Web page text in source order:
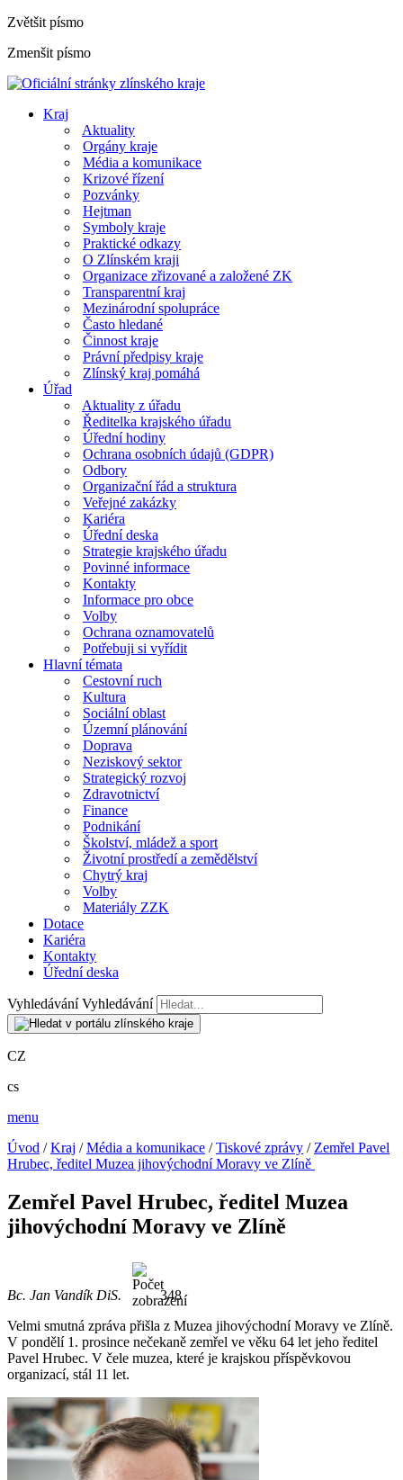
Zvětšit písmo
Zmenšit písmo
Kraj
Aktuality
Orgány kraje
Média a komunikace
Krizové řízení
Pozvánky
Hejtman
Symboly kraje
Praktické odkazy
O Zlínském kraji
Organizace zřizované a založené ZK
Transparentní kraj
Mezinárodní spolupráce
Často hledané
Činnost kraje
Právní předpisy kraje
Zlínský kraj pomáhá
Úřad
Aktuality z úřadu
Ředitelka krajského úřadu
Úřední hodiny
Ochrana osobních údajů (GDPR)
Odbory
Organizační řád a struktura
Veřejné zakázky
Kariéra
Úřední deska
Strategie krajského úřadu
Povinné informace
Kontakty
Informace pro obce
Volby
Ochrana oznamovatelů
Potřebuji si vyřídit
Hlavní témata
Cestovní ruch
Kultura
Sociální oblast
Územní plánování
Doprava
Neziskový sektor
Strategický rozvoj
Zdravotnictví
Finance
Podnikání
Školství, mládež a sport
Životní prostředí a zemědělství
Chytrý kraj
Volby
Materiály ZZK
Dotace
Kariéra
Kontakty
Úřední deska
Vyhledávání Vyhledávání
CZ
cs
menu
Úvod /Kraj /Média a komunikace /Tiskové zprávy / Zemřel Pavel
Hrubec, ředitel Muzea jihovýchodní Moravy ve Zlíně
Zemřel Pavel Hrubec, ředitel Muzea
jihovýchodní Moravy ve Zlíně
Bc. Jan Vandík DiS.
348
Velmi smutná zpráva přišla z Muzea jihovýchodní Moravy ve Zlíně.
V pondělí 1. prosince nečekaně zemřel ve věku 64 let jeho ředitel
Pavel Hrubec. V čele muzea, které je krajskou příspěvkovou
organizací, stál 11 let.